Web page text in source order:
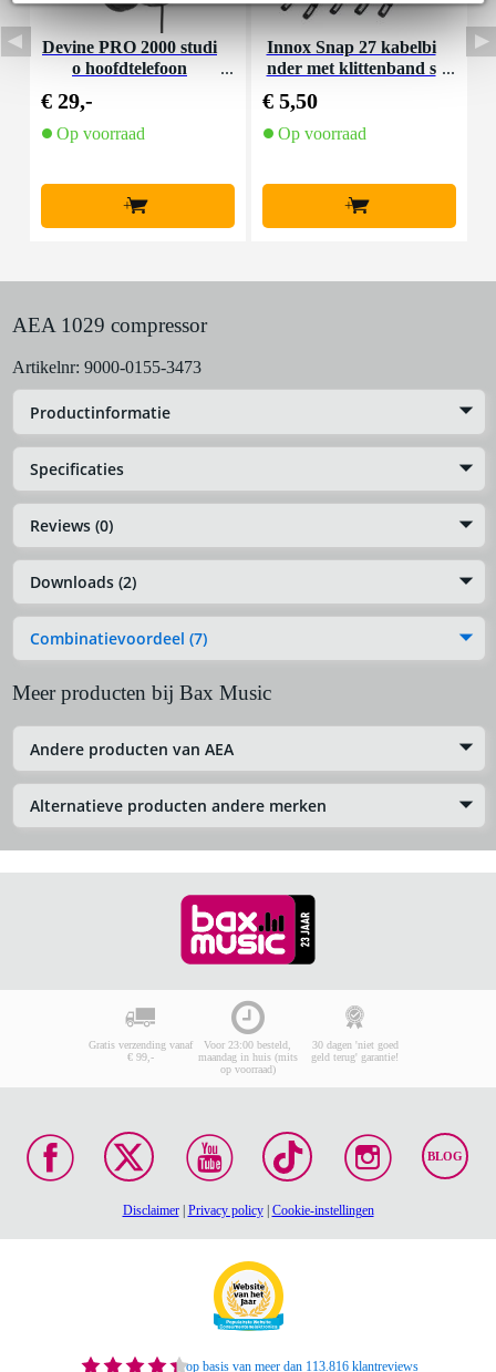
Devine PRO 2000 studi
o hoofdtelefoon
€ 29,-
Op voorraad
+
Innox Snap 27 kabelbi
nder met klittenband s
€ 5,50
Op voorraad
+
AEA 1029 compressor
Artikelnr: 9000-0155-3473
Productinformatie
Specificaties
Reviews (0)
Downloads (2)
Combinatievoordeel (7)
Meer producten bij Bax Music
Andere producten van AEA
Alternatieve producten andere merken
Gratis verzending vanaf
€ 99,-
Voor 23:00 besteld,
maandag in huis (mits
op voorraad)
30 dagen 'niet goed
geld terug' garantie!
BLOG
Disclaimer| Privacy policy| Cookie-instellingen
op basis van meer dan 113.816 klantreviews